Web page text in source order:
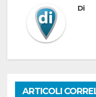
Di
ARTICOLI